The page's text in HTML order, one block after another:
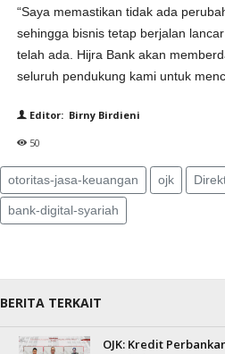
“Saya memastikan tidak ada
sehingga bisnis tetap berjalan
telah ada. Hijra Bank akan
seluruh pendukung kami untuk
Editor: Birny Birdieni
50
otoritas-jasa-keuangan ojk
bank-digital-syariah
BERITA TERKAIT
OJK: Kredit